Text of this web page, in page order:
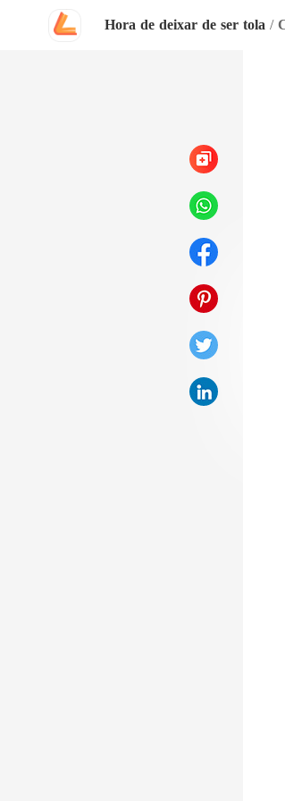
Hora de deixar de ser tola /